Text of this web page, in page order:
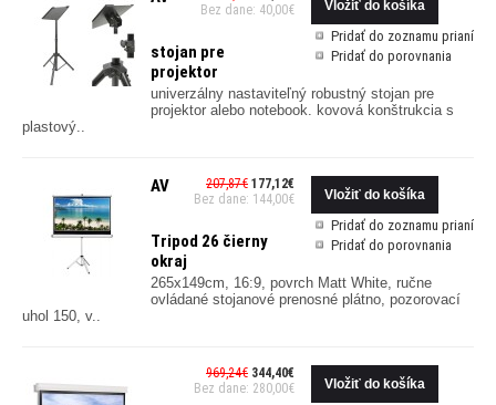
Pridať do zoznamu prianí
Pridať do porovnania
Bez dane: 40,00€
stojan pre
projektor
univerzálny nastaviteľný robustný stojan pre
projektor alebo notebook. kovová konštrukcia s
plastový..
Pridať do zoznamu prianí
Pridať do porovnania
207,87€ 177,12€
Bez dane: 144,00€
AV
Tripod 26 čierny
okraj
265x149cm, 16:9, povrch Matt White, ručne
ovládané stojanové prenosné plátno, pozorovací
uhol 150, v..
969,24€ 344,40€
Bez dane: 280,00€